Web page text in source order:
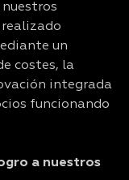
un
costes, la
integrada
funcionando
a nuestros